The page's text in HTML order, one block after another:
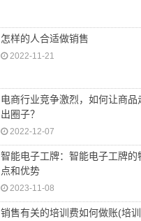
怎样的人合适做销售
2022-11-21
电商行业竞争激烈，如何让商品
出圈子？
2022-12-07
智能电子工牌：智能电子工牌的
点和优势
2023-11-08
销售有关的培训费如何做账(培训